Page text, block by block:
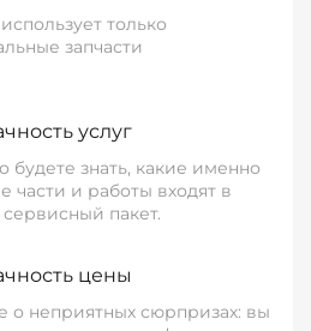
только
запчасти
услуг
будете знать, какие именно
части и работы входят в
пакет.
цены
о неприятных сюрпризах: вы